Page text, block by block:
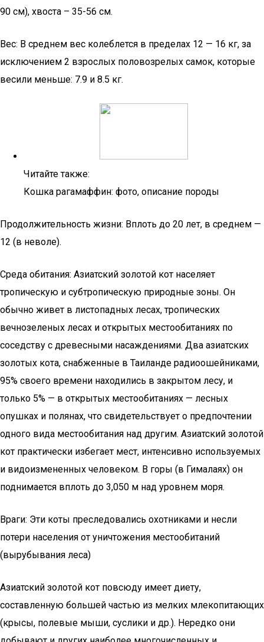
90 см), хвоста – 35-56 см.
Вес: В среднем вес колеблется в пределах 12 — 16 кг, за
исключением 2 взрослых половозрелых самок, которые
весили меньше: 7.9 и 8.5 кг.
Читайте также:
Кошка рагамаффин: фото, описание породы
Продолжительность жизни: Вплоть до 20 лет, в среднем —
12 (в неволе).
Среда обитания: Азиатский золотой кот населяет
тропическую и субтропическую природные зоны. Он
обычно живет в листопадных лесах, тропических
вечнозеленых лесах и открытых местообитаниях по
соседству с древесными насаждениями. Два азиатских
золотых кота, снабженные в Таиланде радиоошейниками,
95% своего времени находились в закрытом лесу, и
только 5% — в открытых местообитаниях — лесных
опушках и полянах, что свидетельствует о предпочтении
одного вида местообитания над другим. Азиатский золотой
кот практически избегает мест, интенсивно используемых
и видоизмененных человеком. В горы (в Гималаях) он
поднимается вплоть до 3,050 м над уровнем моря.
Враги: Эти коты преследовались охотниками и несли
потери населения от уничтожения местообитаний
(вырубывания леса)
Азиатский золотой кот повсюду имеет диету,
составленную большей частью из мелких млекопитающих
(крысы, полевые мыши, суслики и др.). Нередко они